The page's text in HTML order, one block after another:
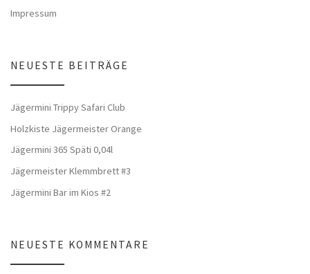
Impressum
NEUESTE BEITRÄGE
Jägermini Trippy Safari Club
Holzkiste Jägermeister Orange
Jägermini 365 Späti 0,04l
Jägermeister Klemmbrett #3
Jägermini Bar im Kios #2
NEUESTE KOMMENTARE